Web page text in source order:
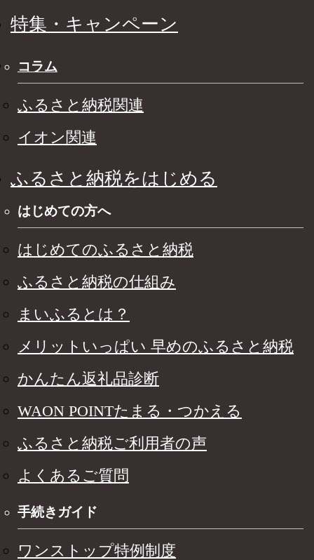
特集・キャンペーン
コラム
ふるさと納税関連
イオン関連
ふるさと納税をはじめる
はじめての方へ
はじめてのふるさと納税
ふるさと納税の仕組み
まいふるとは？
メリットいっぱい 早めのふるさと納税
かんたん返礼品診断
WAON POINTたまる・つかえる
ふるさと納税ご利用者の声
よくあるご質問
手続きガイド
ワンストップ特例制度